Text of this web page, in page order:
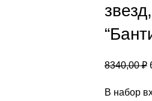
8340,00₽
В набор